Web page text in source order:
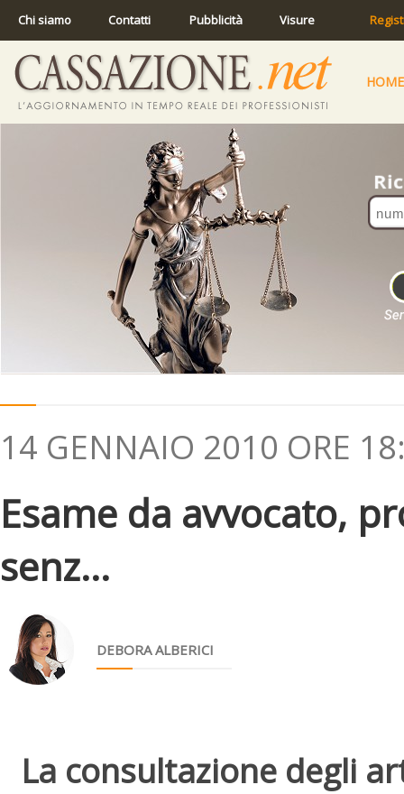
Chi siamo Contatti Pubblicità Visure
HOME
14 GENNAIO 2010 ORE
Esame da avvocato,
senz...
DEBORA ALBERICI
La consultazione degli